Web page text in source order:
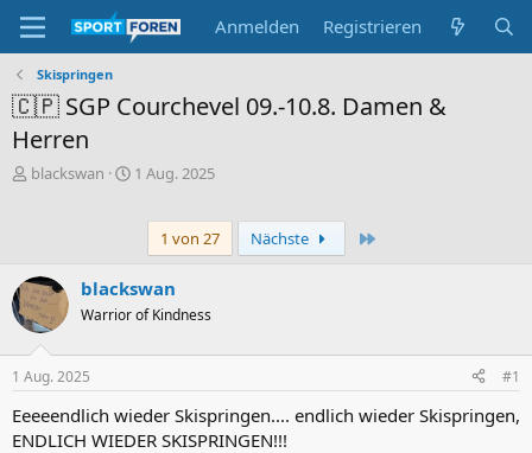
Anmelden Registrieren
Skispringen
🇨🇵 SGP Courchevel 09.-10.8. Damen &
Herren
E
l
l
e
blackswan
E
l
t
1 Aug. 2025
1 von 27 Nächste
blackswan
Warrior of Kindness
1 Aug. 2025 #1
Eeeeendlich wieder Skispringen.... endlich wieder Skispringen,
ENDLICH WIEDER SKISPRINGEN!!!